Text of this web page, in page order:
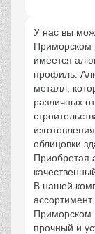
У нас вы
Приморском
имеется
профиль.
металл,
различных
облицовки
Приобретая
В нашей
Приморском.
прочный и